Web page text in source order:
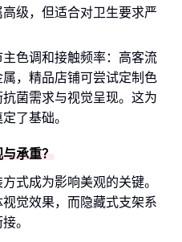
级，但适合对卫生要求严
色调和接触频率：高客流
，精品店铺可尝试定制色
菌需求与视觉呈现。这为
了基础。
承重？
式成为影响美观的关键。
觉效果，而隐藏式支架系
。